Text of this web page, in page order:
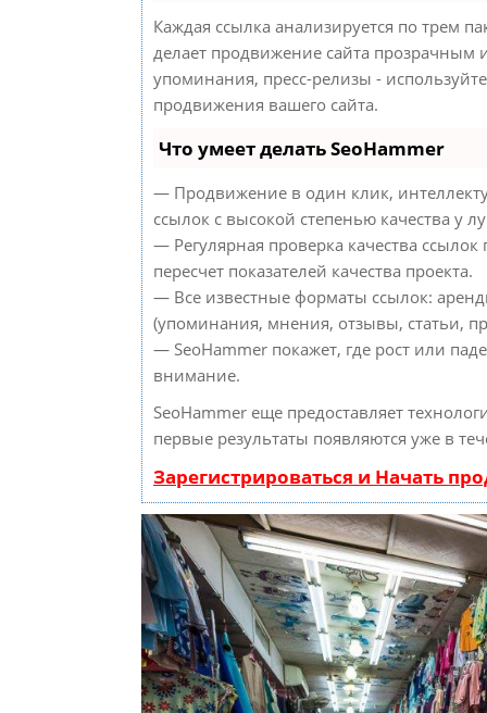
Каждая ссылка анализируется по трем
делает продвижение сайта прозрачным
упоминания, пресс-релизы -
продвижения вашего сайта.
Что умеет делать SeoHammer
— Продвижение в один клик,
ссылок с высокой степенью качества у
— Регулярная проверка качества
пересчет показателей качества проекта.
— Все известные форматы ссылок:
(упоминания, мнения, отзывы, статьи,
— SeoHammer покажет, где рост или
внимание.
SeoHammer еще предоставляет
первые результаты появляются уже в
Зарегистрироваться и Начать